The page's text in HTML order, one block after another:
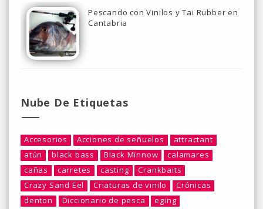
Pescando con Vinilos y Tai Rubber en
Cantabria
Nube De Etiquetas
Accesorios Acciones de señuelos
attractant
atún
black bass Black Minnow
calamares
cañas
carretes casting
Crankbaits
Crazy Sand Eel
Criaturas de vinilo
Crónicas
denton
Diccionario de pesca
eging